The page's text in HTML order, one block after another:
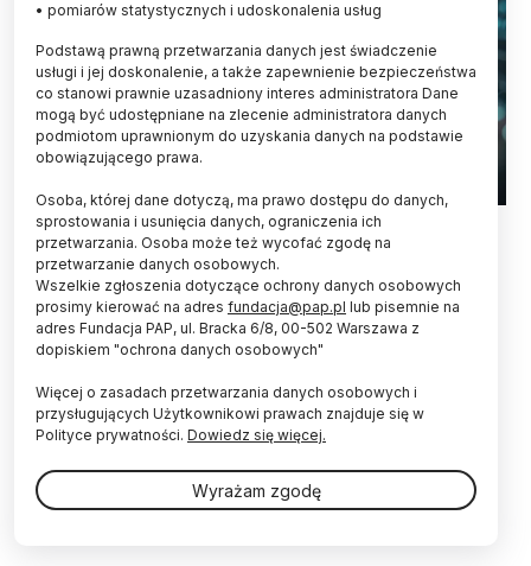
Fot. Adobe Stock
Dr Bartłomiej Tomasik z Gdańskiego Uniwersytetu
Medycznego jest współodkrywcą nieznanego
wcześniej mechanizmu naprawy DNA przez
komórki. Naprawa genów ma kluczowe znaczenie
dla powstawania, a także terapii nowotworów.
Bartłomiej Tomasik z Katedry i Kliniki Onkologii i
który opisuje nowo odkryty mechanizm naprawy
dwuniciowych pęknięć w DNA.
• pomiarów statystycznych i udoskonalenia usług
Podstawą prawną przetwarzania danych jest świadczenie
usługi i jej doskonalenie, a także zapewnienie bezpieczeństwa
co stanowi prawnie uzasadniony interes administratora Dane
mogą być udostępniane na zlecenie administratora danych
podmiotom uprawnionym do uzyskania danych na podstawie
obowiązującego prawa.
Osoba, której dane dotyczą, ma prawo dostępu do danych,
sprostowania i usunięcia danych, ograniczenia ich
przetwarzania. Osoba może też wycofać zgodę na
przetwarzanie danych osobowych.
Wszelkie zgłoszenia dotyczące ochrony danych osobowych
prosimy kierować na adres fundacja@pap.pl lub pisemnie na
adres Fundacja PAP, ul. Bracka 6/8, 00-502 Warszawa z
dopiskiem "ochrona danych osobowych"
Więcej o zasadach przetwarzania danych osobowych i
przysługujących Użytkownikowi prawach znajduje się w
Polityce prywatności. Dowiedz się więcej.
Wyrażam zgodę